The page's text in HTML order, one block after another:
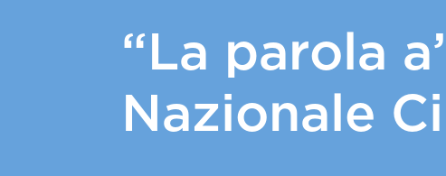
“La parola
Nazionale